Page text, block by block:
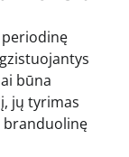
būna
jų tyrimas